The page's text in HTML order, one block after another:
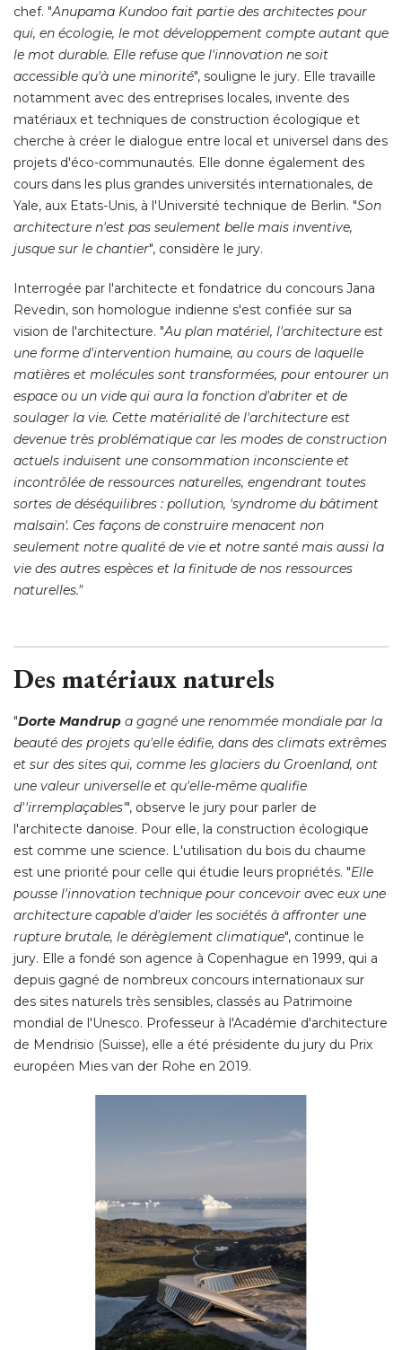
chef. "Anupama Kundoo fait partie des architectes pour
qui, en écologie, le mot développement compte autant que
le mot durable. Elle refuse que l'innovation ne soit
accessible qu'à une minorité", souligne le jury. Elle travaille
notamment avec des entreprises locales, invente des
matériaux et techniques de construction écologique et
cherche à créer le dialogue entre local et universel dans des
projets d'éco-communautés. Elle donne également des
cours dans les plus grandes universités internationales, de
Yale, aux Etats-Unis, à l'Université technique de Berlin. "Son
architecture n'est pas seulement belle mais inventive,
jusque sur le chantier", considère le jury.
Interrogée par l'architecte et fondatrice du concours Jana
Revedin, son homologue indienne s'est confiée sur sa
vision de l'architecture. "Au plan matériel, l'architecture est
une forme d'intervention humaine, au cours de laquelle
matières et molécules sont transformées, pour entourer un
espace ou un vide qui aura la fonction d'abriter et de
soulager la vie. Cette matérialité de l'architecture est
devenue très problématique car les modes de construction
actuels induisent une consommation inconsciente et
incontrôlée de ressources naturelles, engendrant toutes
sortes de déséquilibres : pollution, 'syndrome du bâtiment
malsain'. Ces façons de construire menacent non
seulement notre qualité de vie et notre santé mais aussi la
vie des autres espèces et la finitude de nos ressources
naturelles."
Des matériaux naturels
"Dorte Mandrup a gagné une renommée mondiale par la
beauté des projets qu'elle édifie, dans des climats extrêmes
et sur des sites qui, comme les glaciers du Groenland, ont
une valeur universelle et qu'elle-même qualifie
d''irremplaçables'", observe le jury pour parler de
l'architecte danoise. Pour elle, la construction écologique
est comme une science. L'utilisation du bois du chaume
est une priorité pour celle qui étudie leurs propriétés. "Elle
pousse l'innovation technique pour concevoir avec eux une
architecture capable d'aider les sociétés à affronter une
rupture brutale, le dérèglement climatique", continue le
jury. Elle a fondé son agence à Copenhague en 1999, qui a
depuis gagné de nombreux concours internationaux sur
des sites naturels très sensibles, classés au Patrimoine
mondial de l'Unesco. Professeur à l'Académie d'architecture
de Mendrisio (Suisse), elle a été présidente du jury du Prix
européen Mies van der Rohe en 2019.